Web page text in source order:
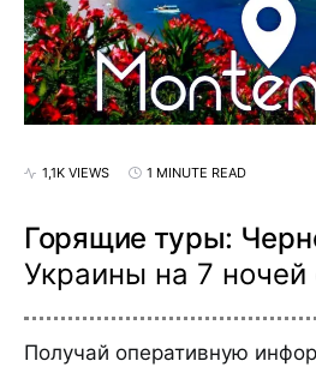
1,1K VIEWS 1 MINUTE READ
Горящие туры:
Украины на 7 ночей
Получай оперативную